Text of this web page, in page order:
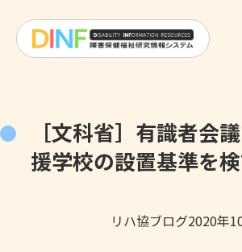
［文科省］有識者会
援学校の設置基準を
リハ協ブログ2020年